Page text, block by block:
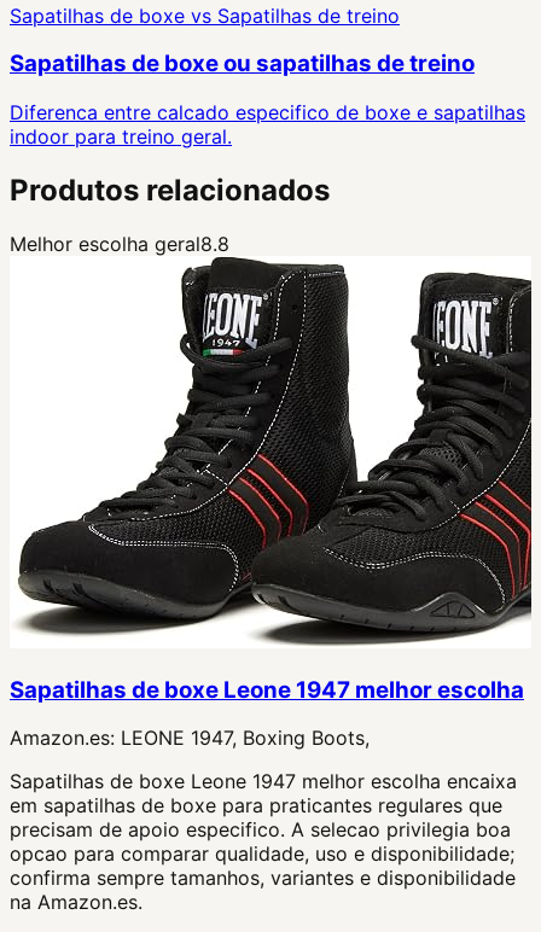
Sapatilhas de boxe vs Sapatilhas de treino
Sapatilhas de boxe ou sapatilhas de treino
Diferenca entre calcado especifico de boxe e sapatilhas
indoor para treino geral.
Produtos relacionados
Melhor escolha geral8.8
Sapatilhas de boxe Leone 1947 melhor escolha
Amazon.es: LEONE 1947, Boxing Boots,
Sapatilhas de boxe Leone 1947 melhor escolha encaixa
em sapatilhas de boxe para praticantes regulares que
precisam de apoio especifico. A selecao privilegia boa
opcao para comparar qualidade, uso e disponibilidade;
confirma sempre tamanhos, variantes e disponibilidade
na Amazon.es.